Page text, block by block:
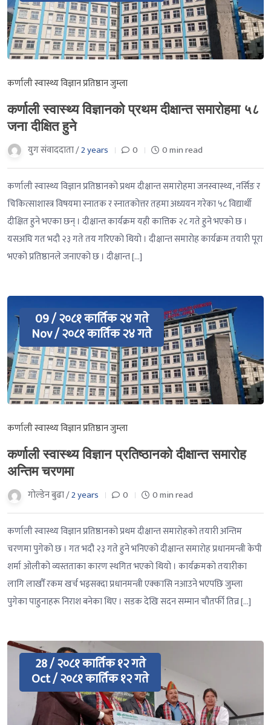
कर्णाली स्वास्थ्य विज्ञान प्रतिष्ठान जुम्ला
कर्णाली स्वास्थ्य विज्ञानको प्रथम दीक्षान्त समारोहमा ५८
जना दीक्षित हुने
युग संवाददाता /2 years 0 0 min read
कर्णाली स्वास्थ्य विज्ञान प्रतिष्ठानको प्रथम दीक्षान्त समारोहमा जनस्वास्थ्य, नर्सिङ र
चिकित्साशास्त्र विषयमा स्नातक र स्नातकोत्तर तहमा अध्ययन गरेका ५८ विद्यार्थी
दीक्षित हुने भएका छन् । दीक्षान्त कार्यक्रम यही कात्तिक २८ गते हुने भएको छ ।
यसअघि गत भदौ २३ गते तय गरिएको थियो । दीक्षान्त समारोह कार्यक्रम तयारी पूरा
भएको प्रतिष्ठानले जनाएको छ । दीक्षान्त […]
09 / २०८१ कार्तिक २४ गते
Nov / २०८१ कार्तिक २४ गते
कर्णाली स्वास्थ्य विज्ञान प्रतिष्ठान जुम्ला
कर्णाली स्वास्थ्य विज्ञान प्रतिष्ठानको दीक्षान्त समारोह
अन्तिम चरणमा
गाेल्डेन बुढा /2 years 0 0 min read
कर्णाली स्वास्थ्य विज्ञान प्रतिष्ठानको प्रथम दीक्षान्त समारोहको तयारी अन्तिम
चरणमा पुगेको छ । गत भदौ २३ गते हुने भनिएको दीक्षान्त समारोह प्रधानमन्त्री केपी
शर्मा ओलीको व्यस्तताका कारण स्थगित भएको थियो । कार्यक्रमको तयारीका
लागि लाखौँ रकम खर्च भइसक्दा प्रधानमन्त्री एक्कासि नआउने भएपछि जुम्ला
पुगेका पाहुनाहरू निराश बनेका थिए । सडक देखि सदन सम्मान चौतर्फी तिव्र […]
28 / २०८१ कार्तिक १२ गते
Oct / २०८१ कार्तिक १२ गते